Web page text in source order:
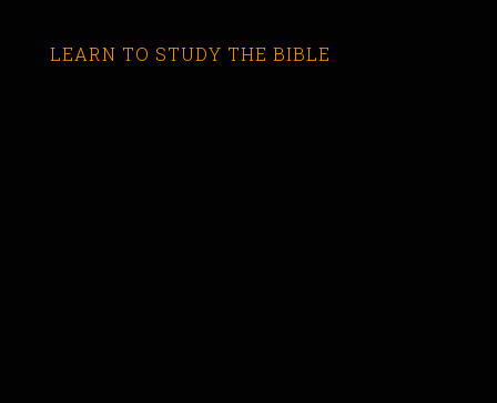
LEARN TO STUDY THE BIBLE